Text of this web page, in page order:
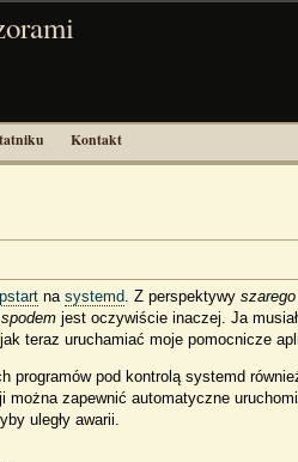
Kontakt
na systemd . Z perspektywy
jest oczywiście inaczej. Ja
jak teraz uruchamiać moje pomocnicze
programów pod kontrolą systemd
można zapewnić automatyczne
uległy awarii.